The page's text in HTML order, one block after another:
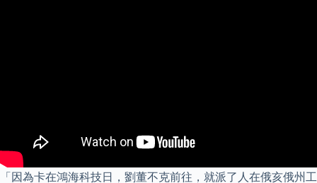
「因為卡在鴻海科技日，劉董不克前往，就派了人在俄亥俄州工